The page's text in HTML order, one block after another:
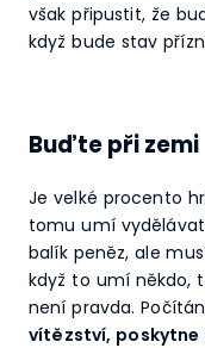
však připustit, že
když bude stav
Buďte při zemi
Je velké procento
tomu umí
balík peněz, ale
když to umí někdo,
není pravda.
vítězství, poskytne